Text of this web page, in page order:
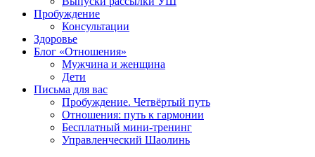
Пробуждение
Консультации
Здоровье
Блог «Отношения»
Мужчина и женщина
Дети
Письма для вас
Пробуждение. Четвёртый путь
Отношения: путь к гармонии
Бесплатный мини-тренинг
Управленческий Шаолинь